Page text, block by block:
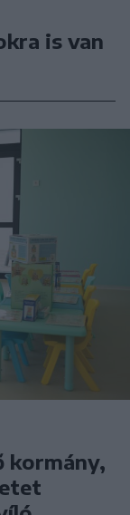
is van
kormány,